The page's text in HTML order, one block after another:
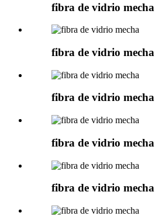
fibra de vidrio mecha
fibra de vidrio mecha
fibra de vidrio mecha
fibra de vidrio mecha
fibra de vidrio mecha